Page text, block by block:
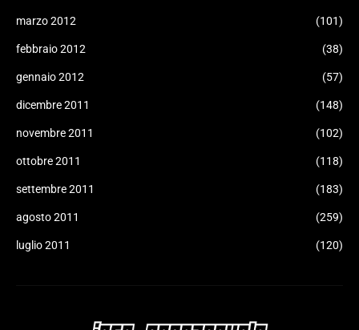
marzo 2012 (101)
febbraio 2012 (38)
gennaio 2012 (57)
dicembre 2011 (148)
novembre 2011 (102)
ottobre 2011 (118)
settembre 2011 (183)
agosto 2011 (259)
luglio 2011 (120)